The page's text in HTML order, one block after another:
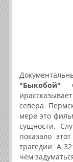
"Быкобой"
севера
мере это
сущности.
показало
трагедии А
чем